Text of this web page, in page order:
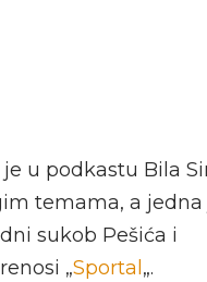
je u podkastu Bila
temama, a jedna
sukob Pešića i
„Sportal „.